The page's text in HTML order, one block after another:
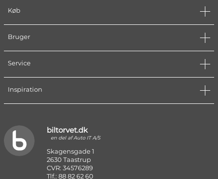
Køb
Bruger
Service
Inspiration
biltorvet.dk
en del af Auto IT A/S
Skagensgade 1
2630 Taastrup
CVR: 34576289
Tlf.: 88 82 62 60